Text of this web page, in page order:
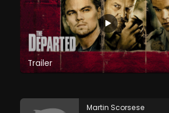
Trailer
Martin Scorsese